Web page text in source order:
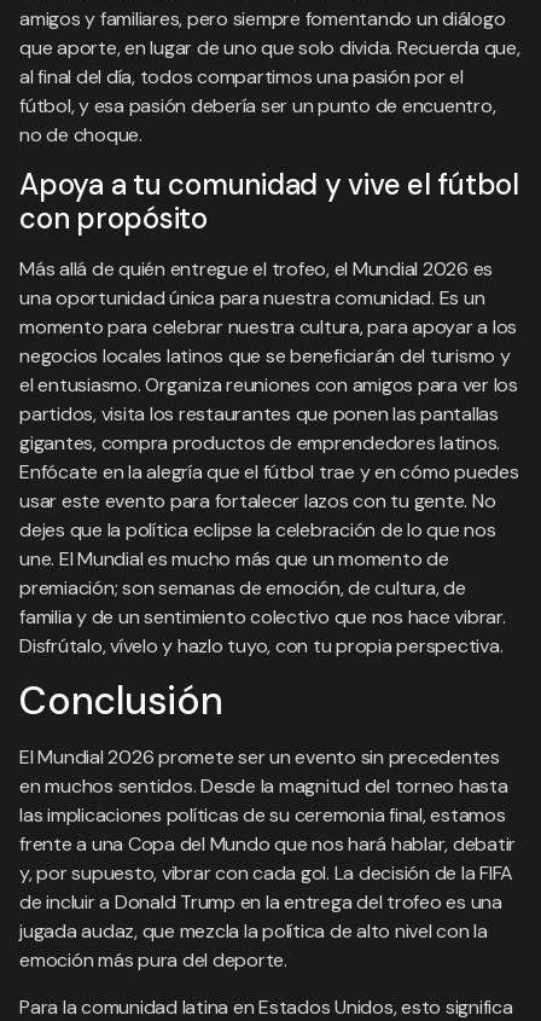
amigos y familiares, pero siempre fomentando un diálogo
que aporte, en lugar de uno que solo divida. Recuerda que,
al final del día, todos compartimos una pasión por el
fútbol, y esa pasión debería ser un punto de encuentro,
no de choque.
Apoya a tu comunidad y vive el fútbol
con propósito
Más allá de quién entregue el trofeo, el Mundial 2026 es
una oportunidad única para nuestra comunidad. Es un
momento para celebrar nuestra cultura, para apoyar a los
negocios locales latinos que se beneficiarán del turismo y
el entusiasmo. Organiza reuniones con amigos para ver los
partidos, visita los restaurantes que ponen las pantallas
gigantes, compra productos de emprendedores latinos.
Enfócate en la alegría que el fútbol trae y en cómo puedes
usar este evento para fortalecer lazos con tu gente. No
dejes que la política eclipse la celebración de lo que nos
une. El Mundial es mucho más que un momento de
premiación; son semanas de emoción, de cultura, de
familia y de un sentimiento colectivo que nos hace vibrar.
Disfrútalo, vívelo y hazlo tuyo, con tu propia perspectiva.
Conclusión
El Mundial 2026 promete ser un evento sin precedentes
en muchos sentidos. Desde la magnitud del torneo hasta
las implicaciones políticas de su ceremonia final, estamos
frente a una Copa del Mundo que nos hará hablar, debatir
y, por supuesto, vibrar con cada gol. La decisión de la FIFA
de incluir a Donald Trump en la entrega del trofeo es una
jugada audaz, que mezcla la política de alto nivel con la
emoción más pura del deporte.
Para la comunidad latina en Estados Unidos, esto significa